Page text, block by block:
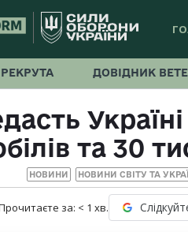
ДОВІДНИК
та 30
НОВИНИ НОВИНИ СВІТУ ТА
за: < 1 хв.